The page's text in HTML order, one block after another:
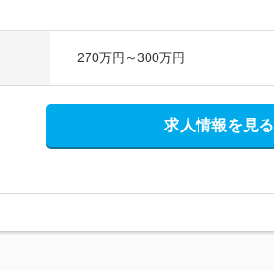
270万円～300万円
求人情報を見る